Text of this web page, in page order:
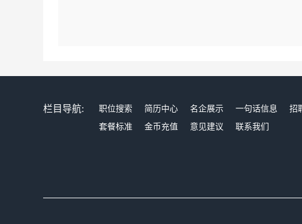
栏目导航: 职位搜索 简历中心 名企展示 一句话信息 招
套餐标准
金币充值 意见建议 联系我们